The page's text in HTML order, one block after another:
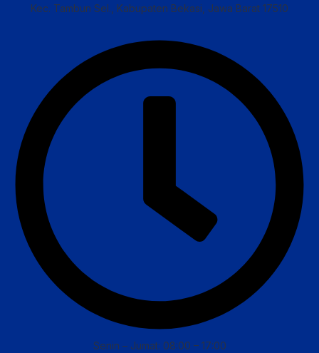
Kec. Tambun Sel., Kabupaten Bekasi, Jawa Barat 17510
Senin – Jumat: 08:00 – 17:00